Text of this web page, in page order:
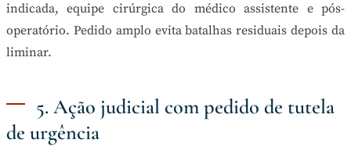
indicada, equipe cirúrgica do médico assistente e pós-
operatório. Pedido amplo evita batalhas residuais depois da
liminar.
5. Ação judicial com pedido de tutela
de urgência